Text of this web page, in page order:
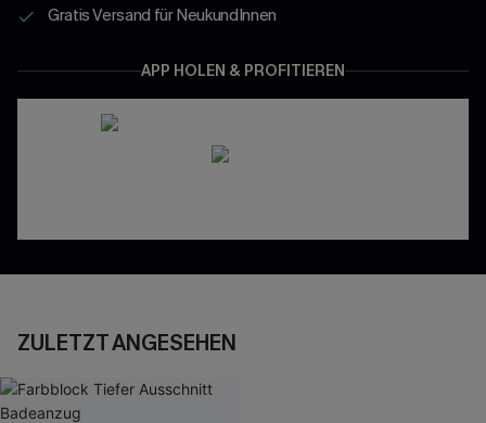
Gratis Versand für NeukundInnen
APP HOLEN & PROFITIEREN
ZULETZT ANGESEHEN